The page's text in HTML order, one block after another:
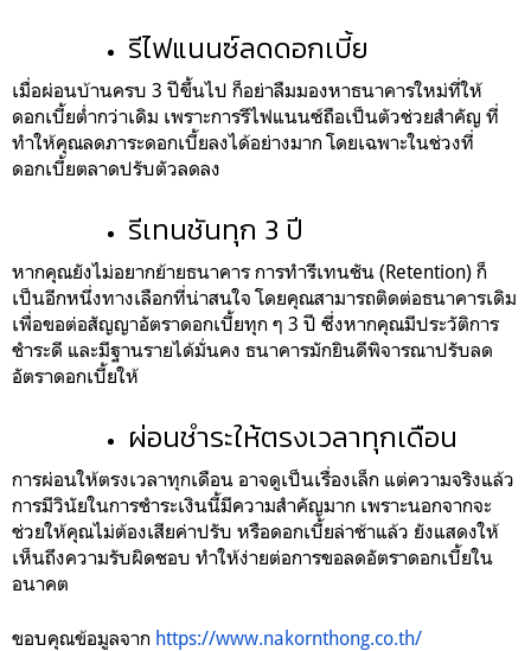
รีไฟแนนซ์ลดดอกเบี้ย
เมื่อผ่อนบ้านครบ 3 ปีขึ้นไป ก็อย่าลืมมองหาธนาคารใหม่ที่ให้
ดอกเบี้ยต่ำกว่าเดิม เพราะการรีไฟแนนซ์ถือเป็นตัวช่วยสำคัญ ที่
ทำให้คุณลดภาระดอกเบี้ยลงได้อย่างมาก โดยเฉพาะในช่วงที่
ดอกเบี้ยตลาดปรับตัวลดลง
รีเทนชันทุก 3 ปี
หากคุณยังไม่อยากย้ายธนาคาร การทำรีเทนชัน (Retention) ก็
เป็นอีกหนึ่งทางเลือกที่น่าสนใจ โดยคุณสามารถติดต่อธนาคารเดิม
เพื่อขอต่อสัญญาอัตราดอกเบี้ยทุก ๆ 3 ปี ซึ่งหากคุณมีประวัติการ
ชำระดี และมีฐานรายได้มั่นคง ธนาคารมักยินดีพิจารณาปรับลด
อัตราดอกเบี้ยให้
ผ่อนชำระให้ตรงเวลาทุกเดือน
การผ่อนให้ตรงเวลาทุกเดือน อาจดูเป็นเรื่องเล็ก แต่ความจริงแล้ว
การมีวินัยในการชำระเงินนี้มีความสำคัญมาก เพราะนอกจากจะ
ช่วยให้คุณไม่ต้องเสียค่าปรับ หรือดอกเบี้ยล่าช้าแล้ว ยังแสดงให้
เห็นถึงความรับผิดชอบ ทำให้ง่ายต่อการขอลดอัตราดอกเบี้ยใน
อนาคต
ขอบคุณข้อมูลจาก https://www.nakornthong.co.th/